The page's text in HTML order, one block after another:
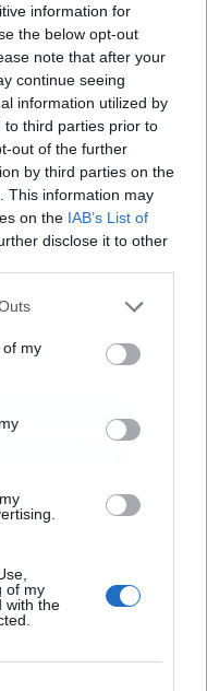
information for
the below opt-out
note that after your
continue seeing
information utilized by
to third parties prior to
out of the further
by third parties on the
This information may
on the IAB’s List of
disclose it to other
of my
of my
with the
implacable el paso